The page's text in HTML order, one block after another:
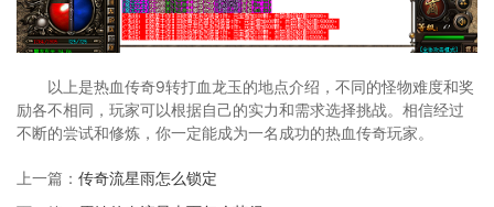
以上是热血传奇9转打血龙玉的地点介绍，不同的怪物难度和奖
励各不相同，玩家可以根据自己的实力和需求选择挑战。相信经过
不断的尝试和修炼，你一定能成为一名成功的热血传奇玩家。
上一篇： 传奇流星雨怎么锁定